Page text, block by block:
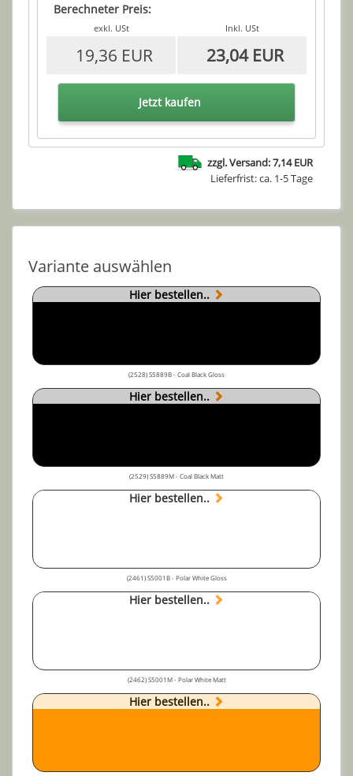
Berechneter Preis:
exkl. USt Inkl. USt
19,36 EUR 23,04 EUR
Jetzt kaufen
zzgl. Versand: 7,14 EUR
Lieferfrist: ca. 1-5 Tage
Variante auswählen
Hier bestellen..
(2528) S5889B - Coal Black Gloss
Hier bestellen..
(2529) S5889M - Coal Black Matt
Hier bestellen..
(2461) S5001B - Polar White Gloss
Hier bestellen..
(2462) S5001M - Polar White Matt
Hier bestellen..